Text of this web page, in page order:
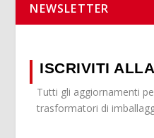
NEWSLETTER
ISCRIVITI
Tutti gli aggiornamenti
trasformatori di